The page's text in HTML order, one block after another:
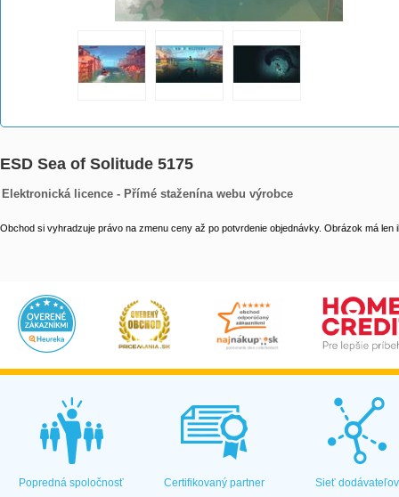
ESD Sea of Solitude 5175
Elektronická licence - Přímé staženína webu výrobce
Obchod si vyhradzuje právo na zmenu ceny až po potvrdenie objednávky. Obrázok má len
Popredná spoločnosť Certifikovaný partner Sieť dodávateľov